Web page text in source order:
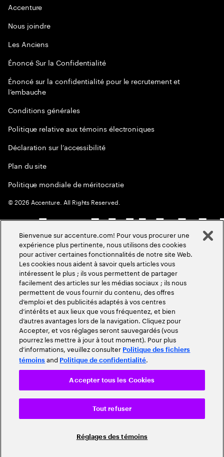
Accenture
Nous joindre
Les Anciens
Énoncé Sur la Confidentialité
Énoncé sur la confidentialité pour le recrutement et
l’embauche
Conditions générales
Politique relative aux témoins électroniques
Déclaration sur l’accessibilité
Plan du site
Politique mondiale de méritocratie
©2026 Accenture. All Rights Reserved.
Bienvenue sur accenture.com! Pour vous procurer une
expérience plus pertinente, nous utilisons des cookies
pour activer certaines fonctionnalités de notre site Web.
Les cookies nous aident à savoir quels articles vous
intéressent le plus ; ils vous permettent de partager
facilement des articles sur les médias sociaux ; ils nous
permettent de vous fournir du contenu, des offres
d’emploi et des publicités adaptés à vos centres
d’intérêts et aux lieux que vous fréquentez, et bien
d’autres avantages lors de la navigation. Cliquez pour
Accepter, et vos réglages seront sauvegardés (vous
pourrez les mettre à jour à tout moment). Pour plus
d’informations, veuillez consulter Politique des fichiers
témoins and Politique de confidentialité.
Réglages des témoins
Tout refuser
Accepter tous les Cookies